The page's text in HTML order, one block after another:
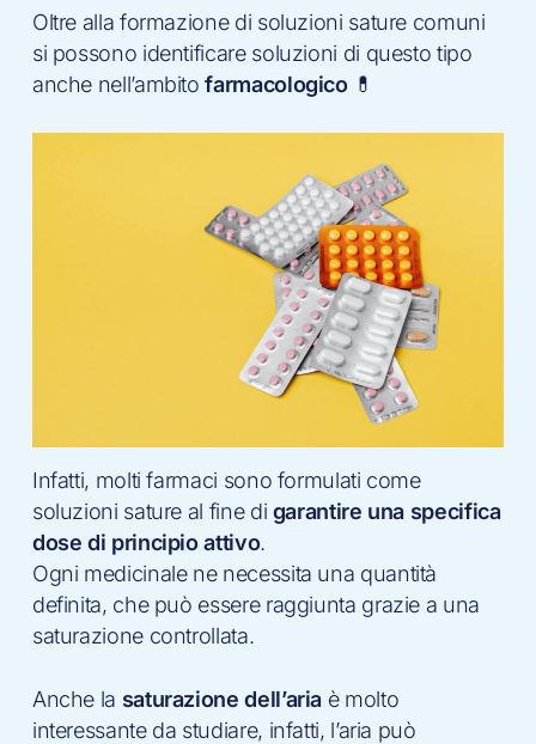
Oltre alla formazione di soluzioni sature comuni
si possono identificare soluzioni di questo tipo
anche nell’ambitofarmacologico💊
Infatti, molti farmaci sono formulati come
soluzioni sature al fine di garantire una specifica
dose di principio attivo.
Ogni medicinale ne necessita una quantità
definita, che può essere raggiunta grazie a una
saturazione controllata.
Anche la saturazione dell’aria è molto
interessante da studiare, infatti, l’aria può